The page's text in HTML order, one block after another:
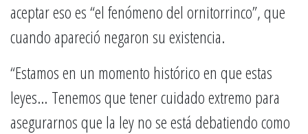
aceptar eso es “el fenómeno del ornitorrinco”, que
cuando apareció negaron su existencia.
“Estamos en un momento histórico en que estas
leyes… Tenemos que tener cuidado extremo para
asegurarnos que la ley no se está debatiendo como